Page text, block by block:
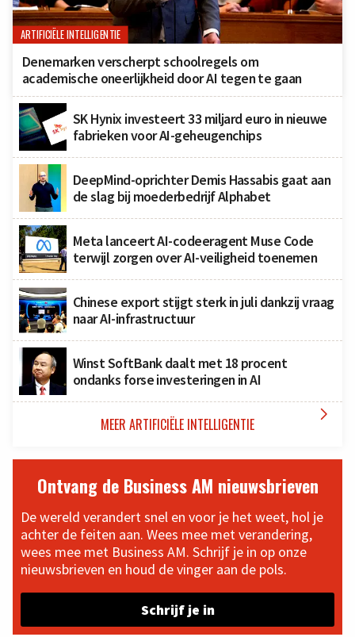
ARTIFICIËLE INTELLIGENTIE
Denemarken verscherpt schoolregels om
academische oneerlijkheid door AI tegen te gaan
SK Hynix investeert 33 miljard euro in nieuwe
fabrieken voor AI-geheugenchips
DeepMind-oprichter Demis Hassabis gaat aan
de slag bij moederbedrijf Alphabet
Meta lanceert AI-codeeragent Muse Code
terwijl zorgen over AI-veiligheid toenemen
Chinese export stijgt sterk in juli dankzij vraag
naar AI-infrastructuur
Winst SoftBank daalt met 18 procent
ondanks forse investeringen in AI
MEER ARTIFICIËLE INTELLIGENTIE 
Ontvang de Business AM nieuwsbrieven
De wereld verandert snel en voor je het weet, hol je
achter de feiten aan. Wees mee met verandering,
wees mee met Business AM. Schrijf je in op onze
nieuwsbrieven en houd de vinger aan de pols.
Schrijf je in